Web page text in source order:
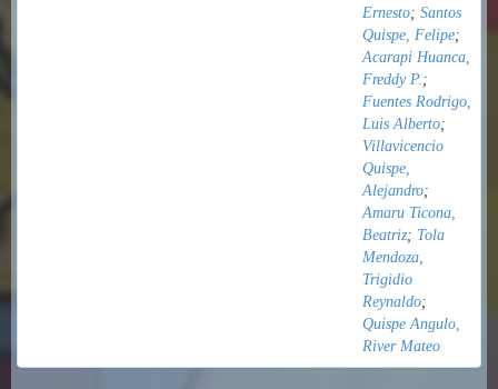
Ernesto; Santos
Quispe, Felipe;
Acarapi Huanca,
Freddy P. ;
Fuentes Rodrigo,
Luis Alberto;
Villavicencio
Quispe,
Alejandro;
Amaru Ticona,
Beatriz; Tola
Mendoza,
Trigidio
Reynaldo;
Quispe Angulo,
River Mateo